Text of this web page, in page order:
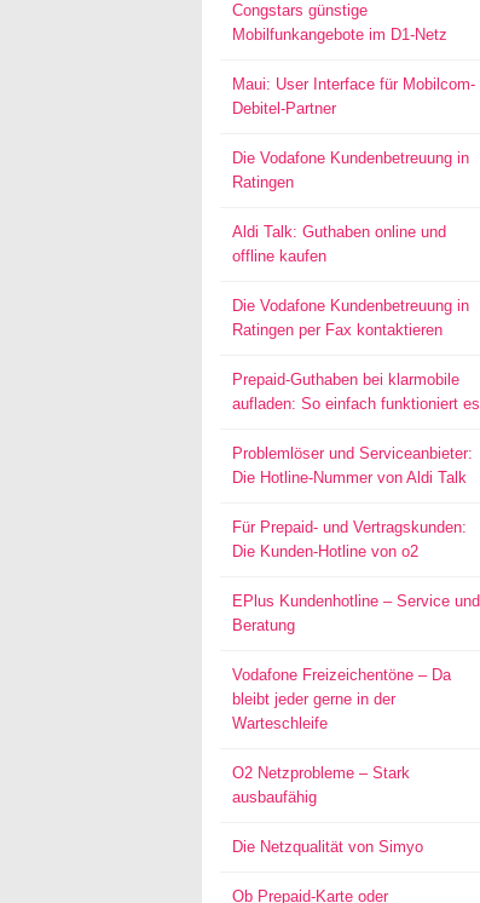
Congstars günstige
Mobilfunkangebote im D1-Netz
Maui: User Interface für Mobilcom-
Debitel-Partner
Die Vodafone Kundenbetreuung in
Ratingen
Aldi Talk: Guthaben online und
offline kaufen
Die Vodafone Kundenbetreuung in
Ratingen per Fax kontaktieren
Prepaid-Guthaben bei klarmobile
aufladen: So einfach funktioniert es
Problemlöser und Serviceanbieter:
Die Hotline-Nummer von Aldi Talk
Für Prepaid- und Vertragskunden:
Die Kunden-Hotline von o2
EPlus Kundenhotline – Service und
Beratung
Vodafone Freizeichentöne – Da
bleibt jeder gerne in der
Warteschleife
O2 Netzprobleme – Stark
ausbaufähig
Die Netzqualität von Simyo
Ob Prepaid-Karte oder